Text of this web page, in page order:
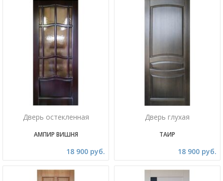
Дверь остекленная
АМПИР ВИШНЯ
18 900 руб.
Дверь глухая
ТАИР
18 900 руб.